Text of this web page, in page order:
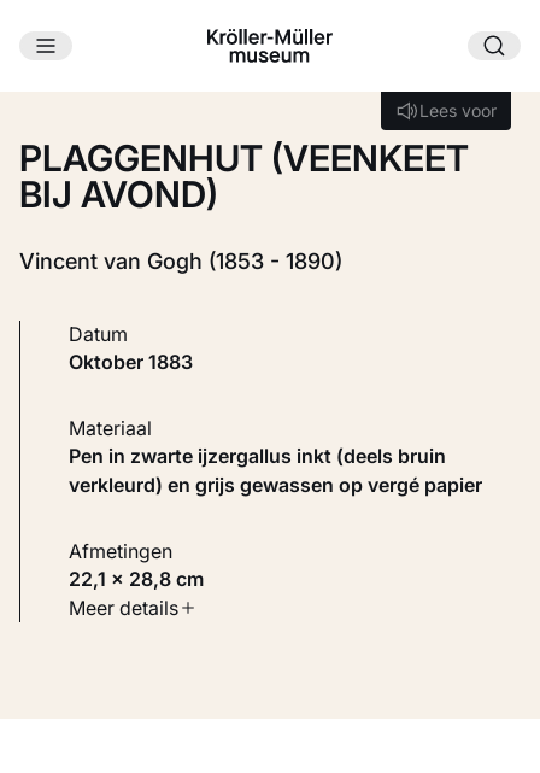
Ga naar hoofdinhoud
Lees voor
Lees voor
PLAGGENHUT (VEENKEET
BIJ AVOND)
Vincent van Gogh (1853 - 1890)
Datum
oktober 1883
Materiaal
Pen in zwarte ijzergallus inkt (deels bruin
verkleurd) en grijs gewassen op vergé papier
Afmetingen
22,1 × 28,8 cm
Soort werk
Meer details